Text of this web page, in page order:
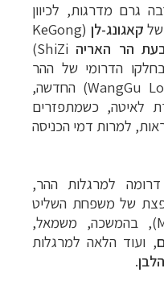
גרם מדרגות, לכיוון
קאגונג-לן (KeGong
הר האריה (ShiZi
הדרומי של ההר
(WangGu החדשה,
לאיטה, כשמתפזרים
למרות דמי הכניסה
למרגלות ההר,
של משפחת השליט
), בהמשכה, משמאל,
, ועוד הלאה למרגלות
.